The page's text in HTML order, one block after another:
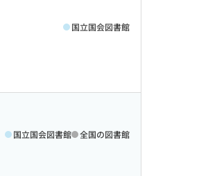
国立国会図書館
国立国会図書館 全国の図書館